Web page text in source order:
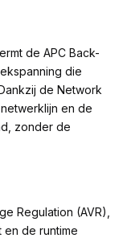
de APC Back-
die
de Network
en de
zonder de
Regulation (AVR),
de runtime